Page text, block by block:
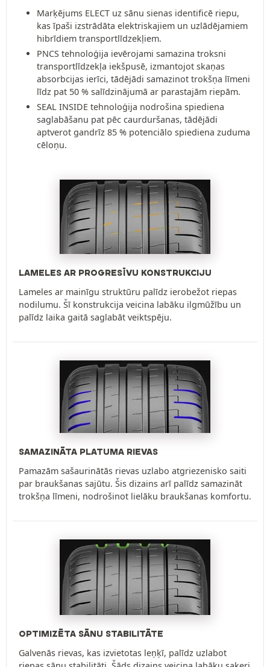
Marķējums ELECT uz sānu sienas identificē riepu,
kas īpaši izstrādāta elektriskajiem un uzlādējamiem
hibrīdiem transportlīdzekļiem.
PNCS tehnoloģija ievērojami samazina troksni
transportlīdzekļa iekšpusē, izmantojot skaņas
absorbcijas ierīci, tādējādi samazinot trokšņa līmeni
līdz pat 50 % salīdzinājumā ar parastajām riepām.
SEAL INSIDE tehnoloģija nodrošina spiediena
saglabāšanu pat pēc caurduršanas, tādējādi
aptverot gandrīz 85 % potenciālo spiediena zuduma
cēloņu.
LAMELES AR PROGRESĪVU KONSTRUKCIJU
Lameles ar mainīgu struktūru palīdz ierobežot riepas
nodilumu. Šī konstrukcija veicina labāku ilgmūžību un
palīdz laika gaitā saglabāt veiktspēju.
SAMAZINĀTA PLATUMA RIEVAS
Pamazām sašaurinātās rievas uzlabo atgriezenisko saiti
par braukšanas sajūtu. Šis dizains arī palīdz samazināt
trokšņa līmeni, nodrošinot lielāku braukšanas komfortu.
OPTIMIZĒTA SĀNU STABILITĀTE
Galvenās rievas, kas izvietotas leņķī, palīdz uzlabot